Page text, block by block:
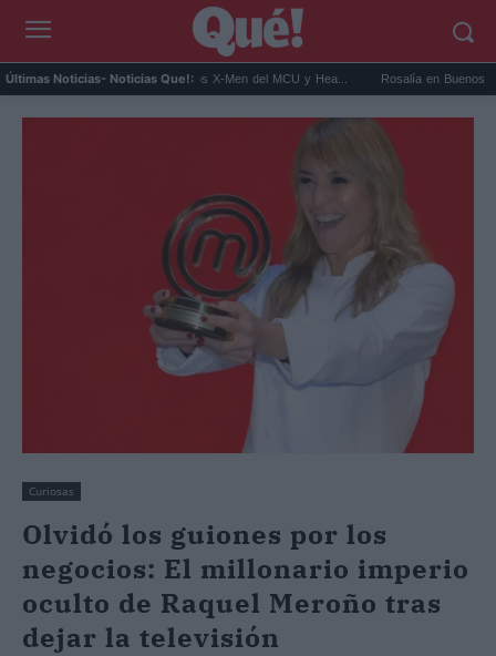
Últimas Noticias- Noticias Que!:
será Cíclope en los X-Men del MCU y Hea... Rosalía en Buenos Aires:
Curiosas
Olvidó los guiones por los
negocios: El millonario imperio
oculto de Raquel Meroño tras
dejar la televisión